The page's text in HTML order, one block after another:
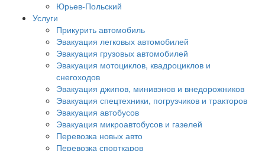
Юрьев-Польский
Услуги
Прикурить автомобиль
Эвакуация легковых автомобилей
Эвакуация грузовых автомобилей
Эвакуация мотоциклов, квадроциклов и
снегоходов
Эвакуация джипов, минивэнов и внедорожников
Эвакуация спецтехники, погрузчиков и тракторов
Эвакуация автобусов
Эвакуация микроавтобусов и газелей
Перевозка новых авто
Перевозка спорткаров